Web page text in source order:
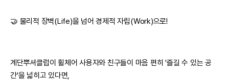
🤝 물리적 장벽(Life)을 넘어 경제적 자립(Work)으로!
계단뿌셔클럽이 휠체어 사용자와 친구들이 마음 편히 '즐길 수 있는 공
간'을 넓히고 있다면,